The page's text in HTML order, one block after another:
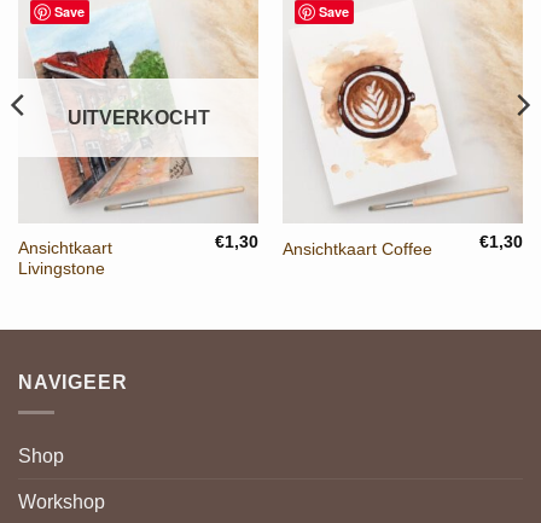
Save
UITVERKOCHT
Ansichtkaart
Livingstone
€1,30
Save
Ansichtkaart Coffee €1,30
NAVIGEER
Shop
Workshop